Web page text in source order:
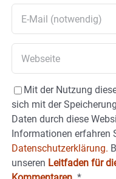
Mit der Nutzung
sich mit der
Daten durch diese
Informationen erfahren
Datenschutzerklärung.
unseren Leitfaden für